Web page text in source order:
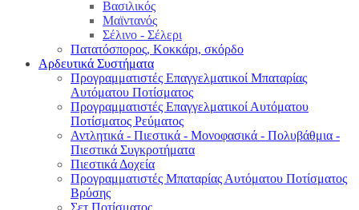
Βασιλικός
Μαϊντανός
Σέλινο - Σέλερι
Πατατόσπορος, Κοκκάρι, σκόρδο
Αρδευτικά Συστήματα
Προγραμματιστές Επαγγελματικοί Μπαταρίας
Αυτόματου Ποτίσματος
Προγραμματιστές Επαγγελματικοί Αυτόματου
Ποτίσματος Ρεύματος
Αντλητικά - Πιεστικά - Μονοφασικά - Πολυβάθμια -
Πιεστικά Συγκροτήματα
Πιεστικά Δοχεία
Προγραμματιστές Μπαταρίας Αυτόματου Ποτίσματος
Βρύσης
Σετ Ποτίσματος